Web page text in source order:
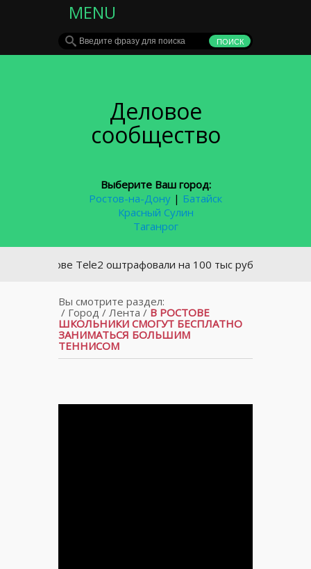
MENU
Деловое
сообщество
Выберите Ваш город:
Ростов-на-Дону | Батайск
Красный Сулин
Таганрог
Tele2 оштрафовали на 100 тыс руб за спам
Вы смотрите раздел:
/ Город/ Лента / В РОСТОВЕ
ШКОЛЬНИКИ СМОГУТ БЕСПЛАТНО
ЗАНИМАТЬСЯ БОЛЬШИМ
ТЕННИСОМ